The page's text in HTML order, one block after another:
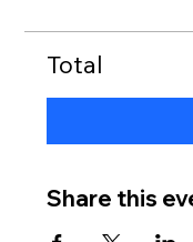
Total
Share this